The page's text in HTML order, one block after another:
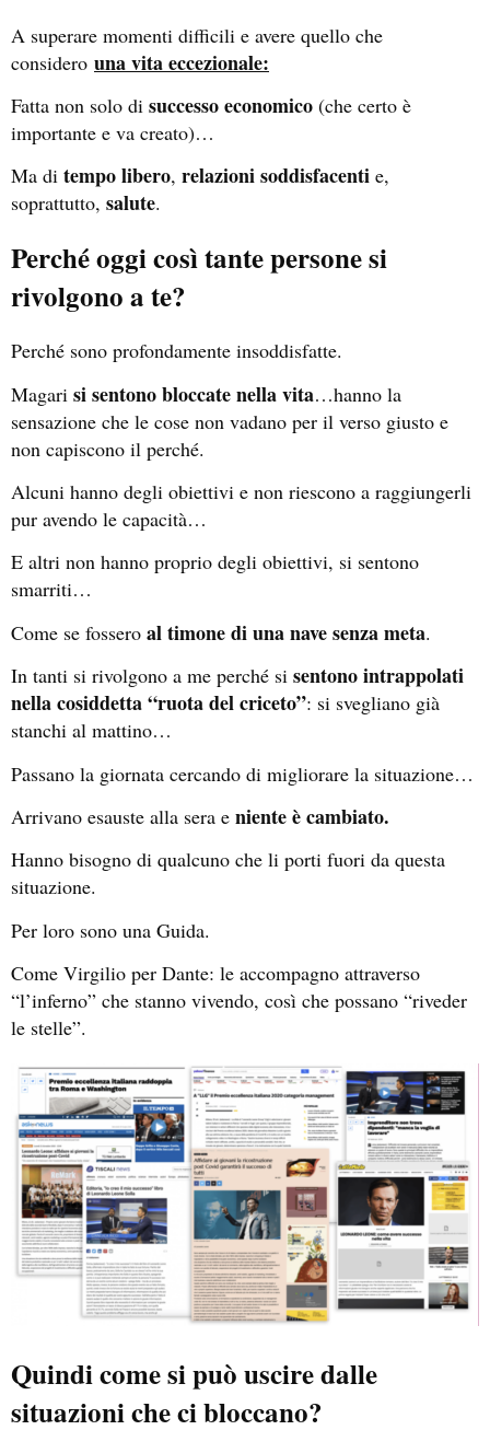
A superare momenti difficili e avere quello che
considero una vita eccezionale:
Fatta non solo di successo economico (che certo è
importante e va creato)…
Ma di tempo libero, relazionisoddisfacenti e,
soprattutto, salute.
Perché oggi così tante persone si
rivolgono a te?
Perché sono profondamente insoddisfatte.
Magari si sentono bloccate nella vita…hanno la
sensazione che le cose non vadano per il verso giusto e
non capiscono il perché.
Alcuni hanno degli obiettivi e non riescono a raggiungerli
pur avendo le capacità…
E altri non hanno proprio degli obiettivi, si sentono
smarriti…
Come se fossero al timone di una nave senza meta.
In tanti si rivolgono a me perché si sentono intrappolati
nella cosiddetta “ruota del criceto”: si svegliano già
stanchi al mattino…
Passano la giornata cercando di migliorare la situazione…
Arrivano esauste alla sera e niente è cambiato.
Hanno bisogno di qualcuno che li porti fuori da questa
situazione.
Per loro sono una Guida.
Come Virgilio per Dante: le accompagno attraverso
“l’inferno” che stanno vivendo, così che possano “riveder
le stelle”.
Quindi come si può uscire dalle
situazioni che ci bloccano?